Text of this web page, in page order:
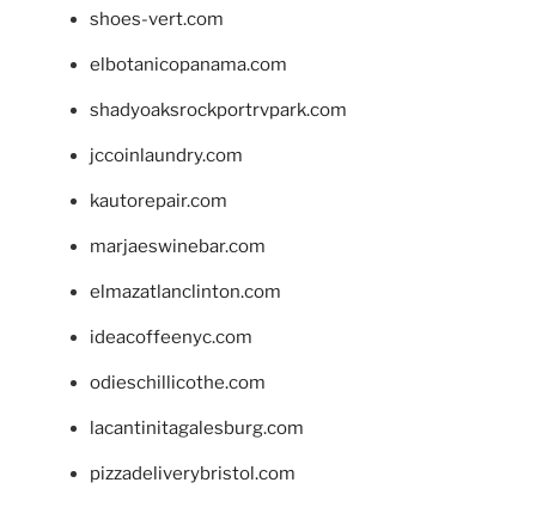
shoes-vert.com
elbotanicopanama.com
shadyoaksrockportrvpark.com
jccoinlaundry.com
kautorepair.com
marjaeswinebar.com
elmazatlanclinton.com
ideacoffeenyc.com
odieschillicothe.com
lacantinitagalesburg.com
pizzadeliverybristol.com